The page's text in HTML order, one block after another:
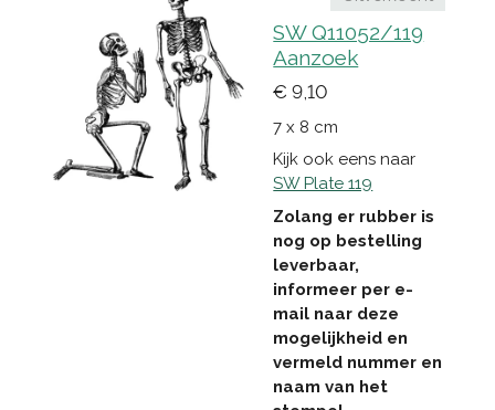
SW Q11052/119
Aanzoek
€ 9,10
7 x 8 cm
Kijk ook eens naar
SW Plate 119
Zolang er rubber is
nog op bestelling
leverbaar,
informeer per e-
mail naar deze
mogelijkheid en
vermeld nummer en
naam van het